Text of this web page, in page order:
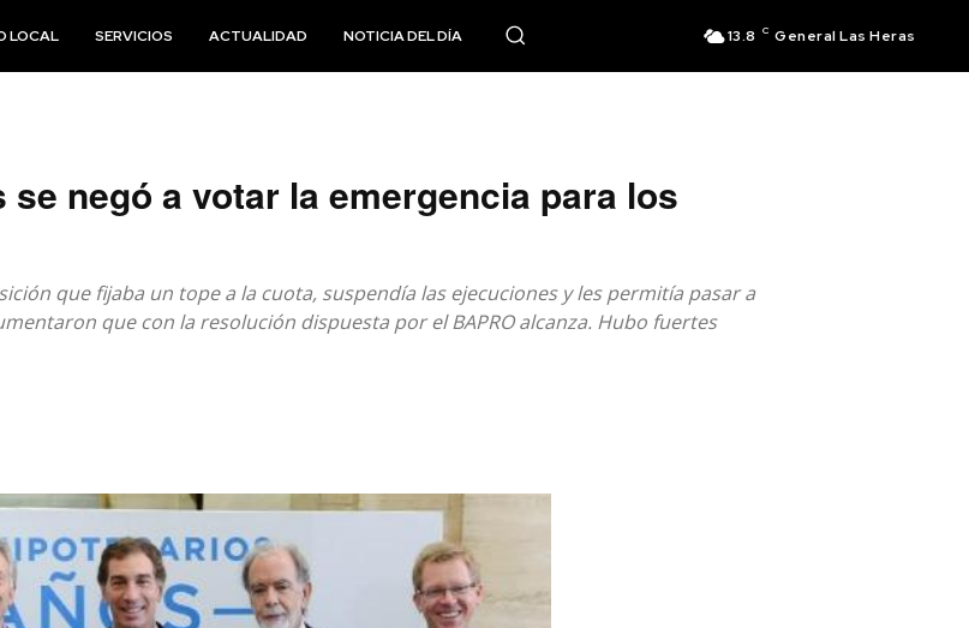
LOCAL SERVICIOS ACTUALIDAD NOTICIA DEL DÍA 13.8 C General Las Heras
negó a votar la emergencia para los
que fijaba un tope a la cuota, suspendía las ejecuciones y les permitía pasar a
que con la resolución dispuesta por el BAPRO alcanza. Hubo fuertes